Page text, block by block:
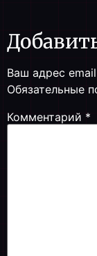
Ваш адрес
Обязательные
Комментарий *